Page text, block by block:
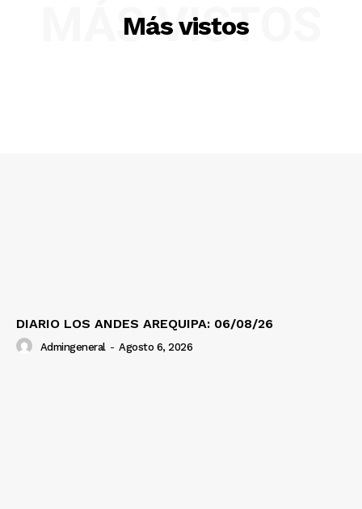
Más vistos
MÁS VISTOS
DIARIO LOS ANDES AREQUIPA: 06/08/26
Admingeneral - Agosto 6, 2026